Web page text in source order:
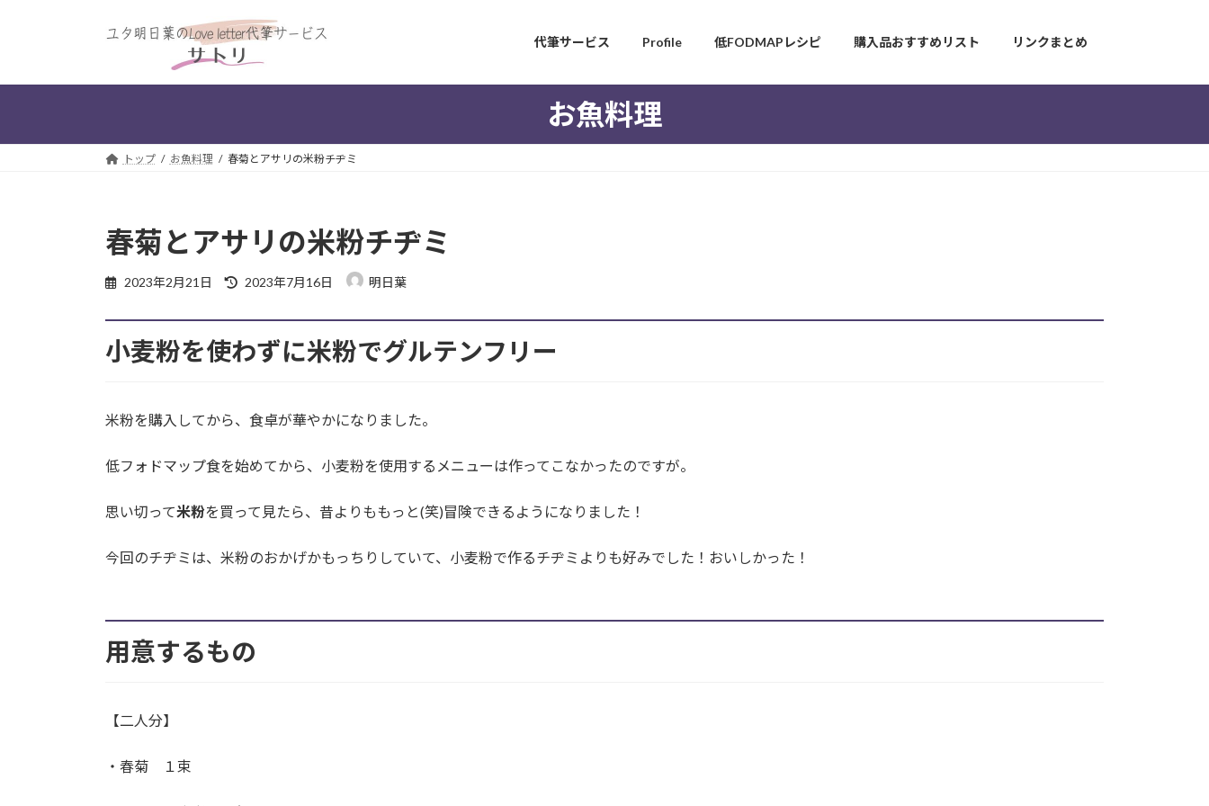
ス
ン
代筆サービス Profile 低FODMAPレシピ 購入品おすすめリスト リンクまとめ
お魚料理
トップ お魚料理 春菊とアサリの米粉チヂミ
春菊とアサリの米粉チヂミ
2023年2月21日
最
日
2023年7月16日 明日葉
小麦粉を使わずに米粉でグルテンフリー
米粉を購入してから、食卓が華やかになりました。
低フォドマップ食を始めてから、小麦粉を使用するメニューは作ってこなかったのですが。
思い切って米粉を買って見たら、昔よりももっと(笑)冒険できるようになりました！
今回のチヂミは、米粉のおかげかもっちりしていて、小麦粉で作るチヂミよりも好みでした！おいしかった！
用意するもの
【二人分】
・春菊 １束